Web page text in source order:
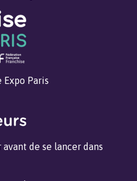
Expo Paris
de se lancer dans